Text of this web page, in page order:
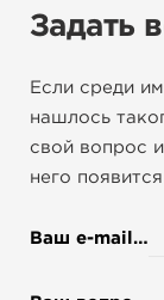
Задать
Если среди
нашлось
свой вопрос
него
Ваш e-mail